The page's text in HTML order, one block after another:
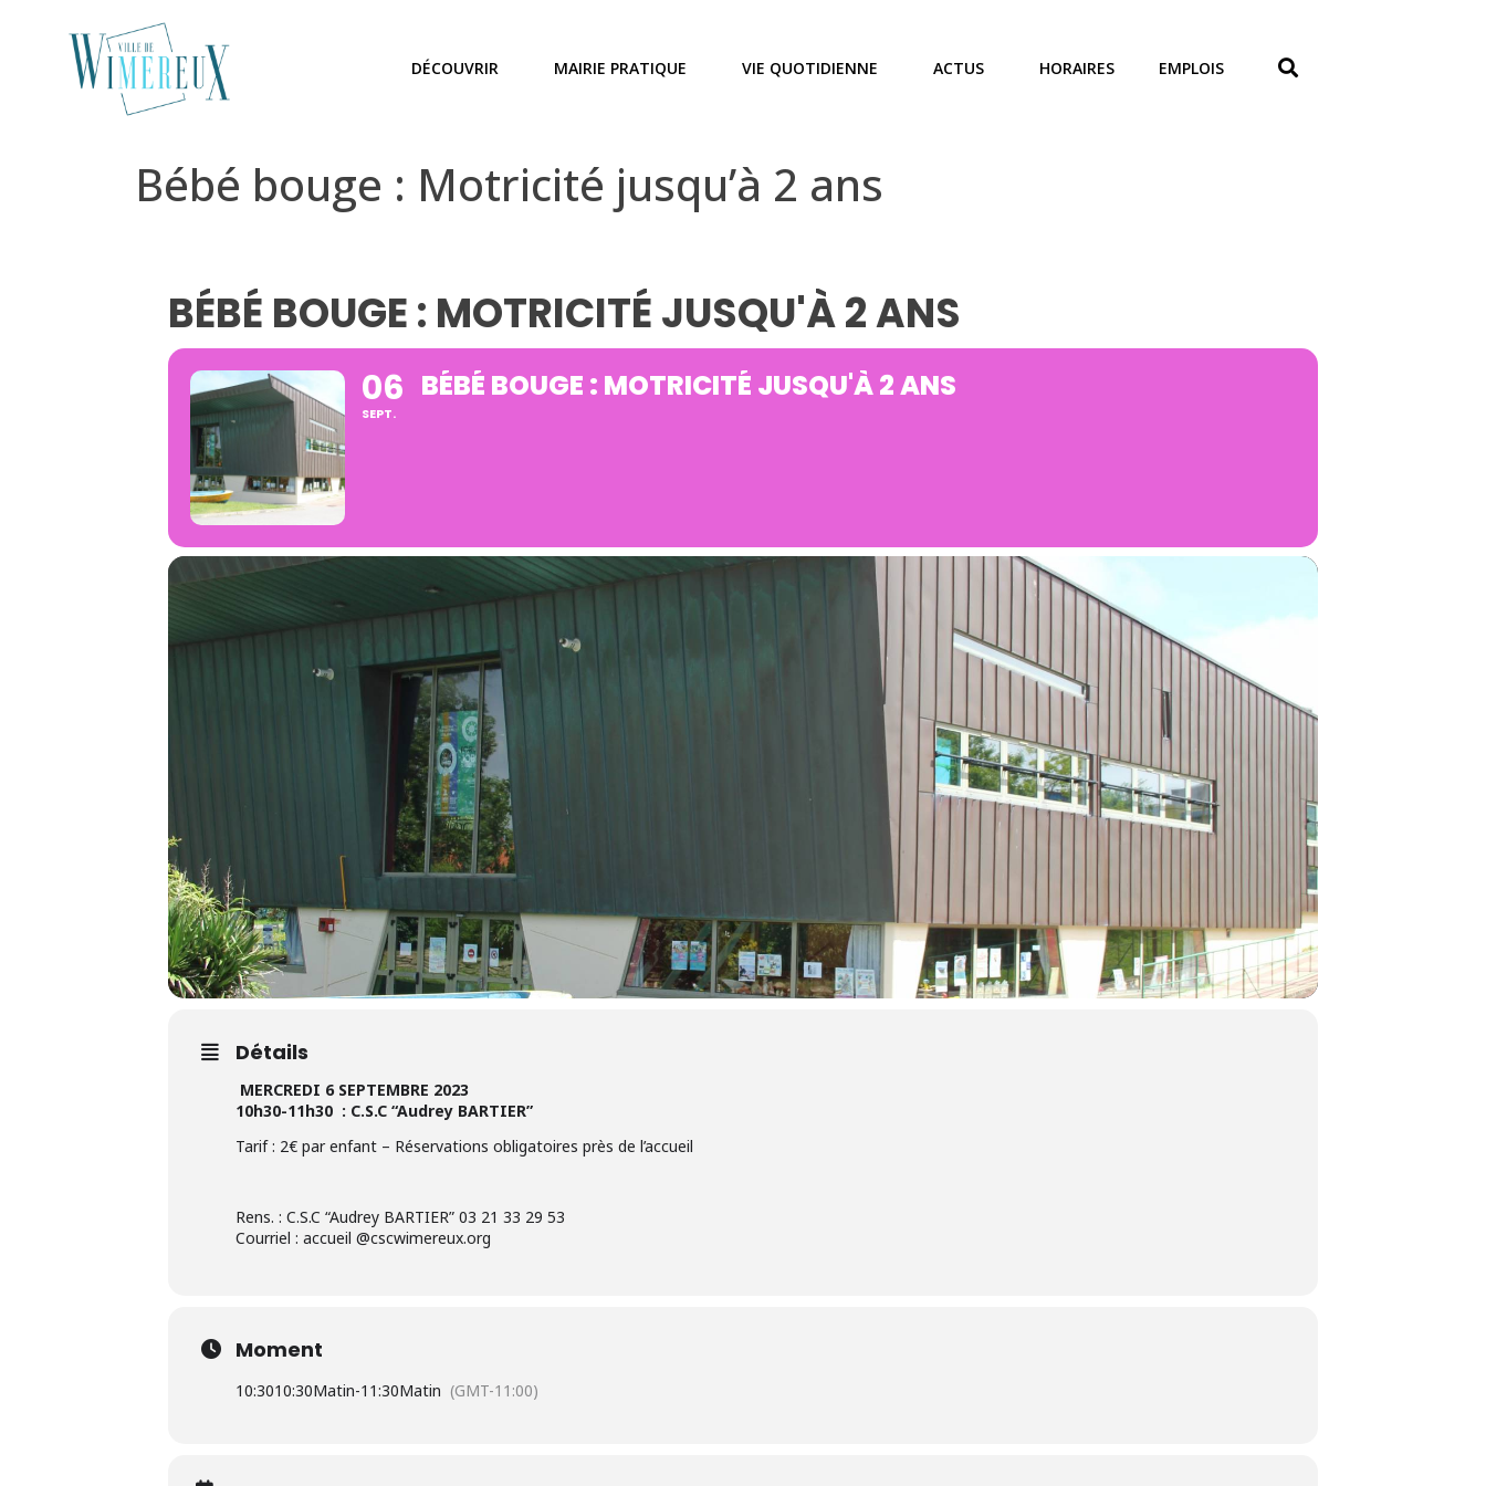
DÉCOUVRIR MAIRIE PRATIQUE VIE QUOTIDIENNE ACTUS HORAIRES EMPLOIS
Bébé bouge : Motricité jusqu’à 2 ans
BÉBÉ BOUGE : MOTRICITÉ JUSQU'À 2 ANS
06
SEPT.
BÉBÉ BOUGE : MOTRICITÉ JUSQU'À 2 ANS
Détails
MERCREDI 6 SEPTEMBRE 2023
10h30-11h30 : C.S.C “Audrey BARTIER”
Tarif : 2€ par enfant – Réservations obligatoires près de l’accueil
Rens. : C.S.C “Audrey BARTIER” 03 21 33 29 53
Courriel : accueil @cscwimereux.org
Moment
10:3010:30Matin-11:30Matin (GMT-11:00)